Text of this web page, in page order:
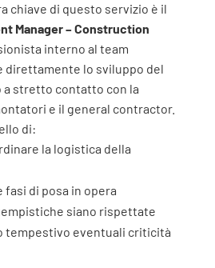
chiave di questo servizio è il
Manager – Construction
interno al team
direttamente lo sviluppo del
a stretto contatto con la
e il general contractor.
di:
la logistica della
di posa in opera
siano rispettate
tempestivo eventuali criticità